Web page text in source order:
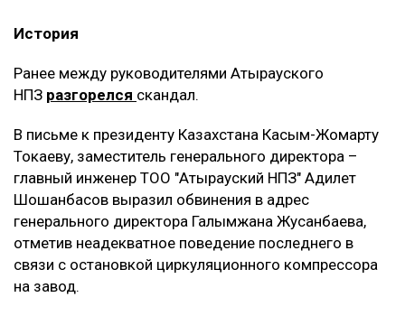
История
Ранее между руководителями Атырауского
НПЗ разгорелся скандал.
В письме к президенту Казахстана Касым-Жомарту
Токаеву, заместитель генерального директора –
главный инженер ТОО "Атырауский НПЗ" Адилет
Шошанбасов выразил обвинения в адрес
генерального директора Галымжана Жусанбаева,
отметив неадекватное поведение последнего в
связи с остановкой циркуляционного компрессора
на завод.